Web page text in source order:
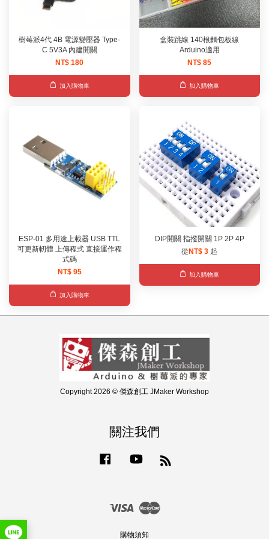
樹莓派4代 4B 電源變壓器 Type-
C 5V3A 內建開關
NT$ 180
加入購物車
盒裝跳線 140根麵包板線
Arduino適用
NT$ 85
加入購物車
ESP-01 多用途上載器 USB TTL
可更新軔體 上傳程式 直接運作程
式碼
NT$ 95
加入購物車
DIP開關 指撥開關 1P 2P 4P
從NT$ 3 起
加入購物車
Copyright 2026 © 傑森創工 JMaker Workshop
關注我們
Facebook YouTube
Visa Master
購物須知